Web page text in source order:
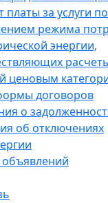
платы за услуги
режима
энергии,
ценовым
договоров
о
об отключениях